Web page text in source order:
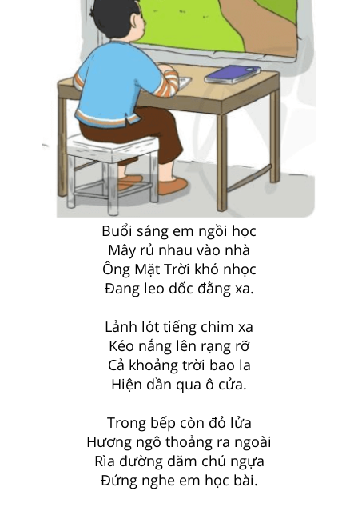
Buổi sáng em ngồi học
Mây rủ nhau vào nhà
Ông Mặt Trời khó nhọc
Đang leo dốc đằng xa.
Lảnh lót tiếng chim xa
Kéo nắng lên rạng rỡ
Cả khoảng trời bao la
Hiện dần qua ô cửa.
Trong bếp còn đỏ lửa
Hương ngô thoảng ra ngoài
Rìa đường dăm chú ngựa
Đứng nghe em học bài.